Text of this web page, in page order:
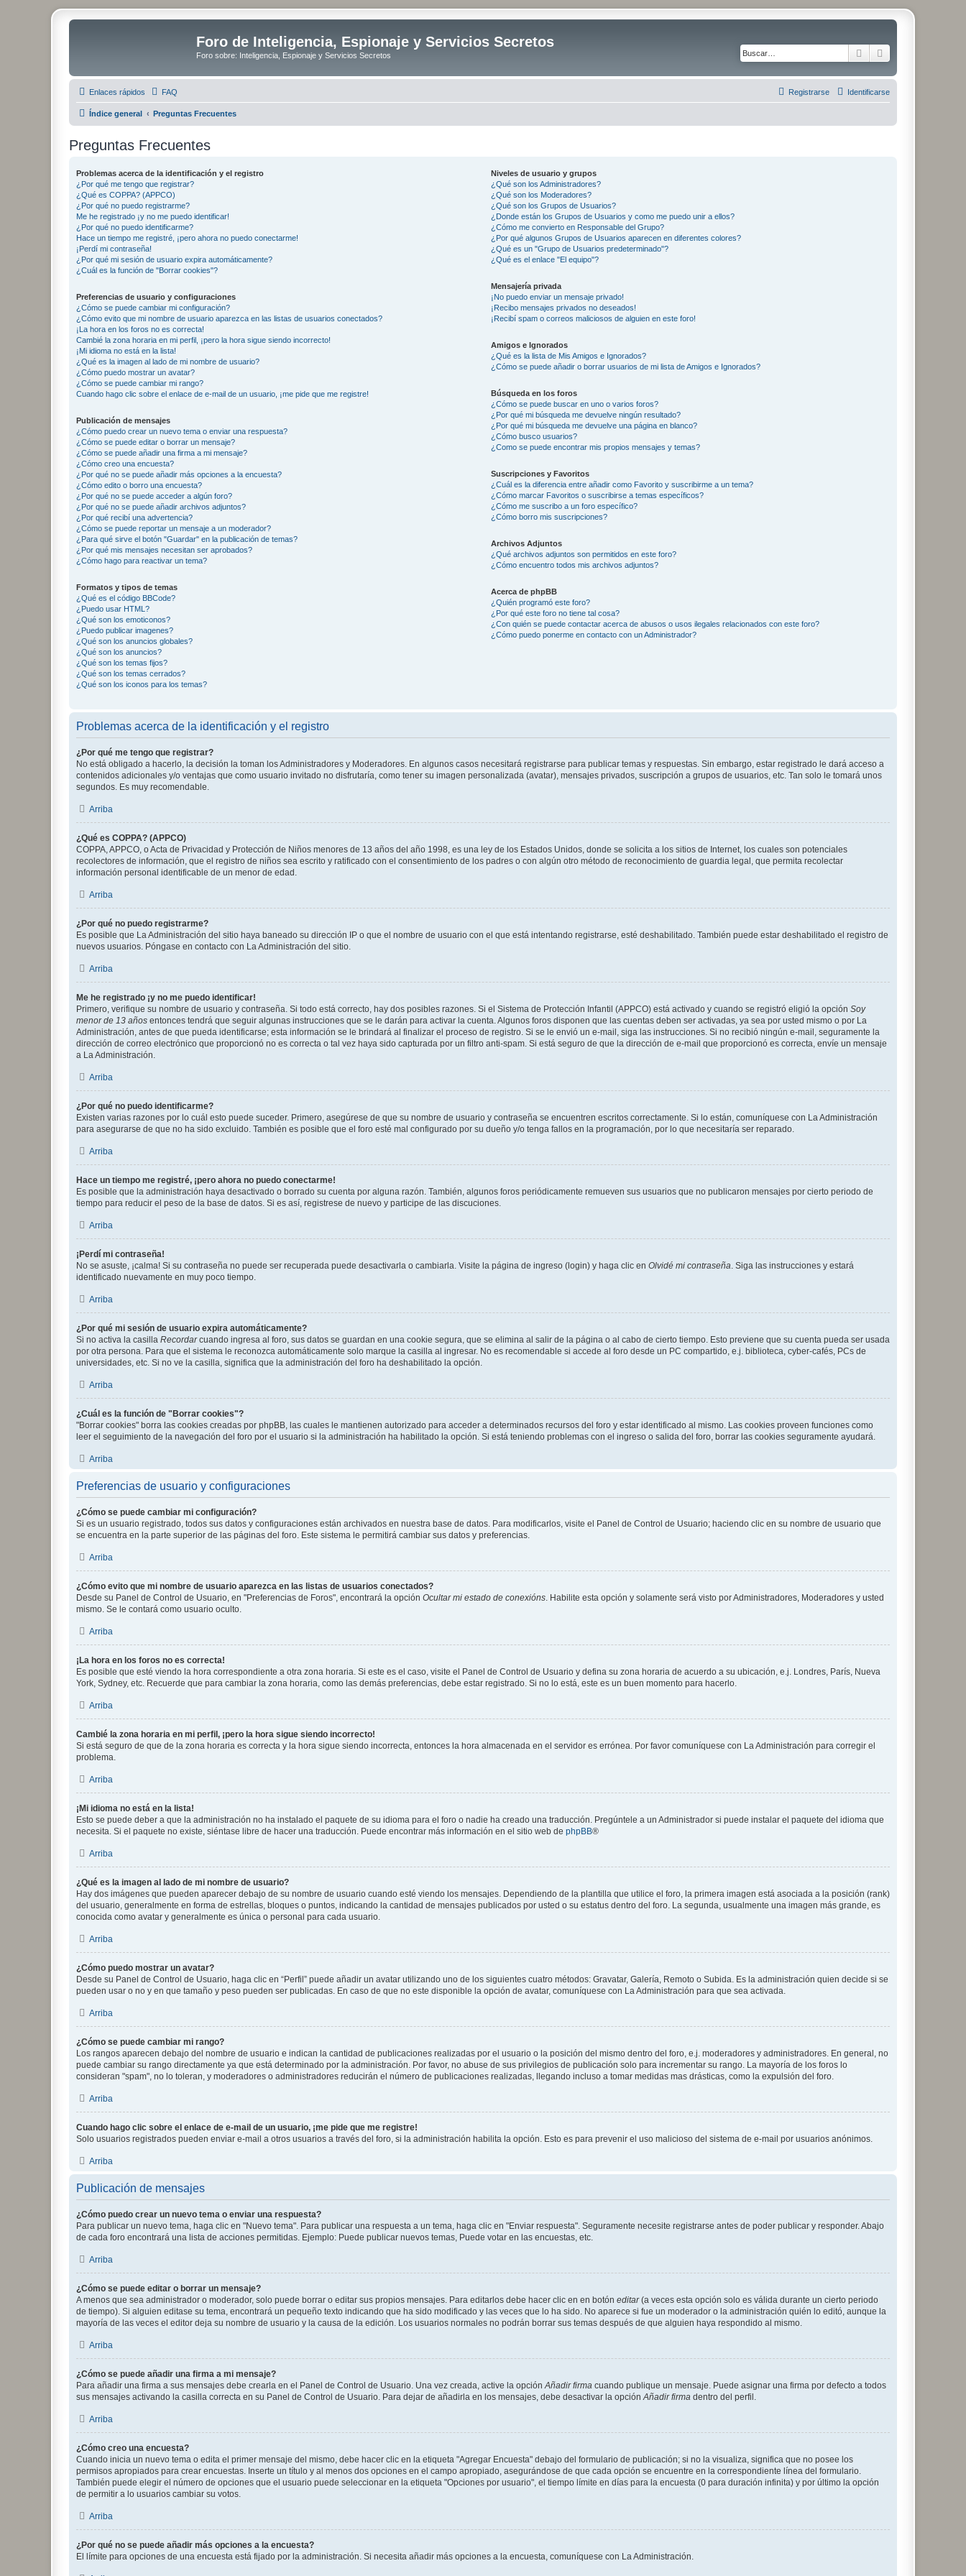
Foro de Inteligencia, Espionaje y Servicios Secretos
Foro sobre: Inteligencia, Espionaje y Servicios Secretos Buscar
Enlaces rápidos FAQ Identificarse
Registrarse
Índice general Preguntas Frecuentes
Preguntas Frecuentes
Problemas acerca de la identificación y el registro
¿Por qué me tengo que registrar?
¿Qué es COPPA? (APPCO)
¿Por qué no puedo registrarme?
Me he registrado ¡y no me puedo identificar!
¿Por qué no puedo identificarme?
Hace un tiempo me registré, ¡pero ahora no puedo conectarme!
¡Perdí mi contraseña!
¿Por qué mi sesión de usuario expira automáticamente?
¿Cuál es la función de "Borrar cookies"?
Preferencias de usuario y configuraciones
¿Cómo se puede cambiar mi configuración?
¿Cómo evito que mi nombre de usuario aparezca en las listas de usuarios conectados?
¡La hora en los foros no es correcta!
Cambié la zona horaria en mi perfil, ¡pero la hora sigue siendo incorrecto!
¡Mi idioma no está en la lista!
¿Qué es la imagen al lado de mi nombre de usuario?
¿Cómo puedo mostrar un avatar?
¿Cómo se puede cambiar mi rango?
Cuando hago clic sobre el enlace de e-mail de un usuario, ¡me pide que me registre!
Publicación de mensajes
¿Cómo puedo crear un nuevo tema o enviar una respuesta?
¿Cómo se puede editar o borrar un mensaje?
¿Cómo se puede añadir una firma a mi mensaje?
¿Cómo creo una encuesta?
¿Por qué no se puede añadir más opciones a la encuesta?
¿Cómo edito o borro una encuesta?
¿Por qué no se puede acceder a algún foro?
¿Por qué no se puede añadir archivos adjuntos?
¿Por qué recibí una advertencia?
¿Cómo se puede reportar un mensaje a un moderador?
¿Para qué sirve el botón "Guardar" en la publicación de temas?
¿Por qué mis mensajes necesitan ser aprobados?
¿Cómo hago para reactivar un tema?
Formatos y tipos de temas
¿Qué es el código BBCode?
¿Puedo usar HTML?
¿Qué son los emoticonos?
¿Puedo publicar imagenes?
¿Qué son los anuncios globales?
¿Qué son los anuncios?
¿Qué son los temas fijos?
¿Qué son los temas cerrados?
¿Qué son los iconos para los temas?
Niveles de usuario y grupos
¿Qué son los Administradores?
¿Qué son los Moderadores?
¿Qué son los Grupos de Usuarios?
¿Donde están los Grupos de Usuarios y como me puedo unir a ellos?
¿Cómo me convierto en Responsable del Grupo?
¿Por qué algunos Grupos de Usuarios aparecen en diferentes colores?
¿Qué es un "Grupo de Usuarios predeterminado"?
¿Qué es el enlace "El equipo"?
Mensajería privada
¡No puedo enviar un mensaje privado!
¡Recibo mensajes privados no deseados!
¡Recibí spam o correos maliciosos de alguien en este foro!
Amigos e Ignorados
¿Qué es la lista de Mis Amigos e Ignorados?
¿Cómo se puede añadir o borrar usuarios de mi lista de Amigos e Ignorados?
Búsqueda en los foros
¿Cómo se puede buscar en uno o varios foros?
¿Por qué mi búsqueda me devuelve ningún resultado?
¿Por qué mi búsqueda me devuelve una página en blanco?
¿Cómo busco usuarios?
¿Como se puede encontrar mis propios mensajes y temas?
Suscripciones y Favoritos
¿Cuál es la diferencia entre añadir como Favorito y suscribirme a un tema?
¿Cómo marcar Favoritos o suscribirse a temas específicos?
¿Cómo me suscribo a un foro específico?
¿Cómo borro mis suscripciones?
Archivos Adjuntos
¿Qué archivos adjuntos son permitidos en este foro?
¿Cómo encuentro todos mis archivos adjuntos?
Acerca de phpBB
¿Quién programó este foro?
¿Por qué este foro no tiene tal cosa?
¿Con quién se puede contactar acerca de abusos o usos ilegales relacionados con este foro?
¿Cómo puedo ponerme en contacto con un Administrador?
Problemas acerca de la identificación y el registro
¿Por qué me tengo que registrar?
No está obligado a hacerlo, la decisión la toman los Administradores y Moderadores. En algunos casos necesitará registrarse para publicar temas y respuestas. Sin embargo, estar registrado le dará acceso a
contenidos adicionales y/o ventajas que como usuario invitado no disfrutaría, como tener su imagen personalizada (avatar), mensajes privados, suscripción a grupos de usuarios, etc. Tan solo le tomará unos
segundos. Es muy recomendable.
Arriba
¿Qué es COPPA? (APPCO)
COPPA, APPCO, o Acta de Privacidad y Protección de Niños menores de 13 años del año 1998, es una ley de los Estados Unidos, donde se solicita a los sitios de Internet, los cuales son potenciales
recolectores de información, que el registro de niños sea escrito y ratificado con el consentimiento de los padres o con algún otro método de reconocimiento de guardia legal, que permita recolectar
información personal identificable de un menor de edad.
Arriba
¿Por qué no puedo registrarme?
Es posible que La Administración del sitio haya baneado su dirección IP o que el nombre de usuario con el que está intentando registrarse, esté deshabilitado. También puede estar deshabilitado el registro de
nuevos usuarios. Póngase en contacto con La Administración del sitio.
Arriba
Me he registrado ¡y no me puedo identificar!
Primero, verifique su nombre de usuario y contraseña. Si todo está correcto, hay dos posibles razones. Si el Sistema de Protección Infantil (APPCO) está activado y cuando se registró eligió la opción Soy
menor de 13 años entonces tendrá que seguir algunas instrucciones que se le darán para activar la cuenta. Algunos foros disponen que las cuentas deben ser activadas, ya sea por usted mismo o por La
Administración, antes de que pueda identificarse; esta información se le brindará al finalizar el proceso de registro. Si se le envió un e-mail, siga las instrucciones. Si no recibió ningún e-mail, seguramente la
dirección de correo electrónico que proporcionó no es correcta o tal vez haya sido capturada por un filtro anti-spam. Si está seguro de que la dirección de e-mail que proporcionó es correcta, envíe un mensaje
a La Administración.
Arriba
¿Por qué no puedo identificarme?
Existen varias razones por lo cuál esto puede suceder. Primero, asegúrese de que su nombre de usuario y contraseña se encuentren escritos correctamente. Si lo están, comuníquese con La Administración
para asegurarse de que no ha sido excluido. También es posible que el foro esté mal configurado por su dueño y/o tenga fallos en la programación, por lo que necesitaría ser reparado.
Arriba
Hace un tiempo me registré, ¡pero ahora no puedo conectarme!
Es posible que la administración haya desactivado o borrado su cuenta por alguna razón. También, algunos foros periódicamente remueven sus usuarios que no publicaron mensajes por cierto periodo de
tiempo para reducir el peso de la base de datos. Si es así, registrese de nuevo y participe de las discuciones.
Arriba
¡Perdí mi contraseña!
No se asuste, ¡calma! Si su contraseña no puede ser recuperada puede desactivarla o cambiarla. Visite la página de ingreso (login) y haga clic en Olvidé mi contraseña . Siga las instrucciones y estará
identificado nuevamente en muy poco tiempo.
Arriba
¿Por qué mi sesión de usuario expira automáticamente?
Si no activa la casilla Recordarcuando ingresa al foro, sus datos se guardan en una cookie segura, que se elimina al salir de la página o al cabo de cierto tiempo. Esto previene que su cuenta pueda ser usada
por otra persona. Para que el sistema le reconozca automáticamente solo marque la casilla al ingresar. No es recomendable si accede al foro desde un PC compartido, e.j. biblioteca, cyber-cafés, PCs de
universidades, etc. Si no ve la casilla, significa que la administración del foro ha deshabilitado la opción.
Arriba
¿Cuál es la función de "Borrar cookies"?
"Borrar cookies" borra las cookies creadas por phpBB, las cuales le mantienen autorizado para acceder a determinados recursos del foro y estar identificado al mismo. Las cookies proveen funciones como
leer el seguimiento de la navegación del foro por el usuario si la administración ha habilitado la opción. Si está teniendo problemas con el ingreso o salida del foro, borrar las cookies seguramente ayudará.
Arriba
Preferencias de usuario y configuraciones
¿Cómo se puede cambiar mi configuración?
Si es un usuario registrado, todos sus datos y configuraciones están archivados en nuestra base de datos. Para modificarlos, visite el Panel de Control de Usuario; haciendo clic en su nombre de usuario que
se encuentra en la parte superior de las páginas del foro. Este sistema le permitirá cambiar sus datos y preferencias.
Arriba
¿Cómo evito que mi nombre de usuario aparezca en las listas de usuarios conectados?
Desde su Panel de Control de Usuario, en "Preferencias de Foros", encontrará la opción Ocultar mi estado de conexións . Habilite esta opción y solamente será visto por Administradores, Moderadores y usted
mismo. Se le contará como usuario oculto.
Arriba
¡La hora en los foros no es correcta!
Es posible que esté viendo la hora correspondiente a otra zona horaria. Si este es el caso, visite el Panel de Control de Usuario y defina su zona horaria de acuerdo a su ubicación, e.j. Londres, París, Nueva
York, Sydney, etc. Recuerde que para cambiar la zona horaria, como las demás preferencias, debe estar registrado. Si no lo está, este es un buen momento para hacerlo.
Arriba
Cambié la zona horaria en mi perfil, ¡pero la hora sigue siendo incorrecto!
Si está seguro de que de la zona horaria es correcta y la hora sigue siendo incorrecta, entonces la hora almacenada en el servidor es errónea. Por favor comuníquese con La Administración para corregir el
problema.
Arriba
¡Mi idioma no está en la lista!
Esto se puede deber a que la administración no ha instalado el paquete de su idioma para el foro o nadie ha creado una traducción. Pregúntele a un Administrador si puede instalar el paquete del idioma que
necesita. Si el paquete no existe, siéntase libre de hacer una traducción. Puede encontrar más información en el sitio web de phpBB®
Arriba
¿Qué es la imagen al lado de mi nombre de usuario?
Hay dos imágenes que pueden aparecer debajo de su nombre de usuario cuando esté viendo los mensajes. Dependiendo de la plantilla que utilice el foro, la primera imagen está asociada a la posición (rank)
del usuario, generalmente en forma de estrellas, bloques o puntos, indicando la cantidad de mensajes publicados por usted o su estatus dentro del foro. La segunda, usualmente una imagen más grande, es
conocida como avatar y generalmente es única o personal para cada usuario.
Arriba
¿Cómo puedo mostrar un avatar?
Desde su Panel de Control de Usuario, haga clic en “Perfil” puede añadir un avatar utilizando uno de los siguientes cuatro métodos: Gravatar, Galería, Remoto o Subida. Es la administración quien decide si se
pueden usar o no y en que tamaño y peso pueden ser publicadas. En caso de que no este disponible la opción de avatar, comuníquese con La Administración para que sea activada.
Arriba
¿Cómo se puede cambiar mi rango?
Los rangos aparecen debajo del nombre de usuario e indican la cantidad de publicaciones realizadas por el usuario o la posición del mismo dentro del foro, e.j. moderadores y administradores. En general, no
puede cambiar su rango directamente ya que está determinado por la administración. Por favor, no abuse de sus privilegios de publicación solo para incrementar su rango. La mayoría de los foros lo
consideran "spam", no lo toleran, y moderadores o administradores reducirán el número de publicaciones realizadas, llegando incluso a tomar medidas mas drásticas, como la expulsión del foro.
Arriba
Cuando hago clic sobre el enlace de e-mail de un usuario, ¡me pide que me registre!
Solo usuarios registrados pueden enviar e-mail a otros usuarios a través del foro, si la administración habilita la opción. Esto es para prevenir el uso malicioso del sistema de e-mail por usuarios anónimos.
Arriba
Publicación de mensajes
¿Cómo puedo crear un nuevo tema o enviar una respuesta?
Para publicar un nuevo tema, haga clic en "Nuevo tema". Para publicar una respuesta a un tema, haga clic en "Enviar respuesta". Seguramente necesite registrarse antes de poder publicar y responder. Abajo
de cada foro encontrará una lista de acciones permitidas. Ejemplo: Puede publicar nuevos temas, Puede votar en las encuestas, etc.
Arriba
¿Cómo se puede editar o borrar un mensaje?
A menos que sea administrador o moderador, solo puede borrar o editar sus propios mensajes. Para editarlos debe hacer clic en en botón editar(a veces esta opción solo es válida durante un cierto periodo
de tiempo). Si alguien editase su tema, encontrará un pequeño texto indicando que ha sido modificado y las veces que lo ha sido. No aparece si fue un moderador o la administración quién lo editó, aunque la
mayoría de las veces el editor deja su nombre de usuario y la causa de la edición. Los usuarios normales no podrán borrar sus temas después de que alguien haya respondido al mismo.
Arriba
¿Cómo se puede añadir una firma a mi mensaje?
Para añadir una firma a sus mensajes debe crearla en el Panel de Control de Usuario. Una vez creada, active la opción Añadir firma cuando publique un mensaje. Puede asignar una firma por defecto a todos
sus mensajes activando la casilla correcta en su Panel de Control de Usuario. Para dejar de añadirla en los mensajes, debe desactivar la opción Añadir firma dentro del perfil.
Arriba
¿Cómo creo una encuesta?
Cuando inicia un nuevo tema o edita el primer mensaje del mismo, debe hacer clic en la etiqueta "Agregar Encuesta" debajo del formulario de publicación; si no la visualiza, significa que no posee los
permisos apropiados para crear encuestas. Inserte un título y al menos dos opciones en el campo apropiado, asegurándose de que cada opción se encuentre en la correspondiente línea del formulario.
También puede elegir el número de opciones que el usuario puede seleccionar en la etiqueta "Opciones por usuario", el tiempo límite en días para la encuesta (0 para duración infinita) y por último la opción
de permitir a lo usuarios cambiar su votos.
Arriba
¿Por qué no se puede añadir más opciones a la encuesta?
El límite para opciones de una encuesta está fijado por la administración. Si necesita añadir más opciones a la encuesta, comuníquese con La Administración.